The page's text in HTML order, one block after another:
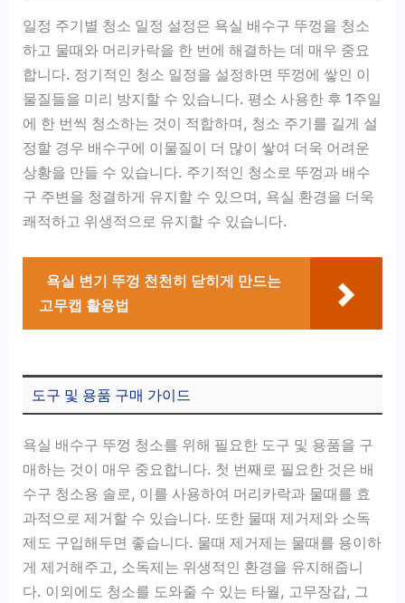
일정 주기별 청소 일정 설정은 욕실 배수구 뚜껑을 청소
하고 물때와 머리카락을 한 번에 해결하는 데 매우 중요
합니다. 정기적인 청소 일정을 설정하면 뚜껑에 쌓인 이
물질들을 미리 방지할 수 있습니다. 평소 사용한 후 1주일
에 한 번씩 청소하는 것이 적합하며, 청소 주기를 길게 설
정할 경우 배수구에 이물질이 더 많이 쌓여 더욱 어려운
상황을 만들 수 있습니다. 주기적인 청소로 뚜껑과 배수
구 주변을 청결하게 유지할 수 있으며, 욕실 환경을 더욱
쾌적하고 위생적으로 유지할 수 있습니다.
욕실 변기 뚜껑 천천히 닫히게 만드는
고무캡 활용법
도구 및 용품 구매 가이드
욕실 배수구 뚜껑 청소를 위해 필요한 도구 및 용품을 구
매하는 것이 매우 중요합니다. 첫 번째로 필요한 것은 배
수구 청소용 솔로, 이를 사용하여 머리카락과 물때를 효
과적으로 제거할 수 있습니다. 또한 물때 제거제와 소독
제도 구입해두면 좋습니다. 물때 제거제는 물때를 용이하
게 제거해주고, 소독제는 위생적인 환경을 유지해줍니
다. 이외에도 청소를 도와줄 수 있는 타월, 고무장갑, 그